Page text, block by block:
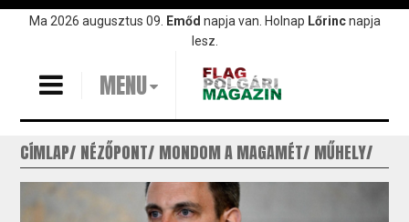
UgrásMa 2026 augusztus 09. Emőd napja van. Holnap Lőrincnapja
lesz.
MENU
CÍMLAP NÉZŐPONT MONDOM A MAGAMÉT MŰHELY